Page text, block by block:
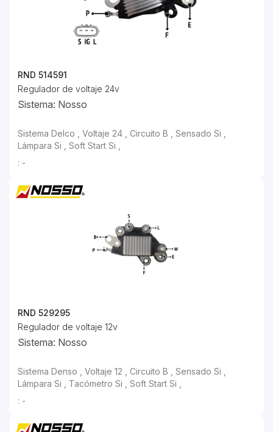
RND 514591
Regulador de voltaje 24v
Sistema: Nosso
: -
RND 529295
Regulador de voltaje 12v
Sistema: Nosso
: -